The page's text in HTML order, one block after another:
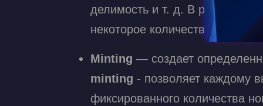
делимость и т. д. В рамках
некоторое количество «рун»,
Minting — создает
minting - позволяет каждому
фиксированного количества